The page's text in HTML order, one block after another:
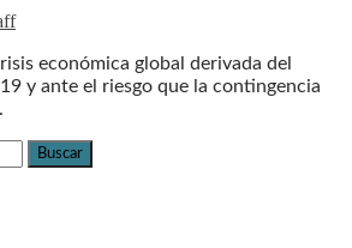
económica global derivada del
y ante el riesgo que la contingencia